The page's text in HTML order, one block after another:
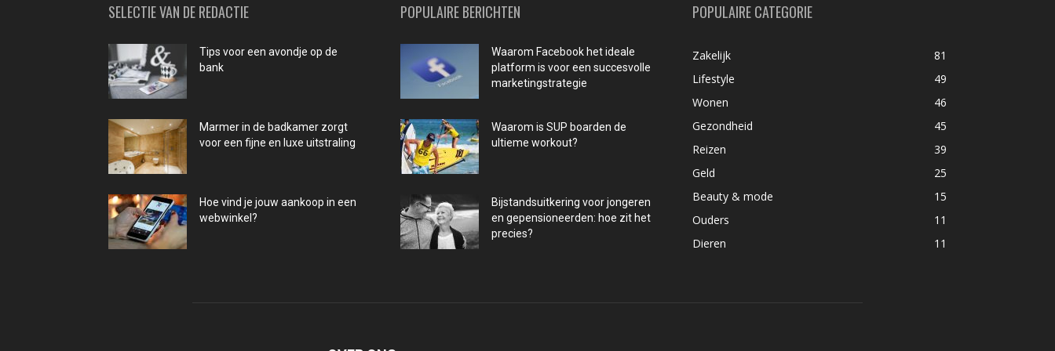
SELECTIE VAN DE REDACTIE
Tips voor een avondje op de
bank
Marmer in de badkamer zorgt
voor een fijne en luxe uitstraling
Hoe vind je jouw aankoop in een
webwinkel?
POPULAIRE BERICHTEN
Waarom Facebook het ideale
platform is voor een succesvolle
marketingstrategie
Waarom is SUP boarden de
ultieme workout?
Bijstandsuitkering voor jongeren
en gepensioneerden: hoe zit het
precies?
POPULAIRE CATEGORIE
Zakelijk
81
Lifestyle
49
Wonen
46
Gezondheid
45
Reizen
39
Geld
25
Beauty & mode
15
Ouders
11
Dieren
11